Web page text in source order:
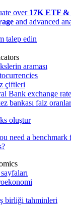
over 17K ETF
and advanced
talep edin
araması
çiftleri
Bank exchange
bankası faiz
oluştur
need a
birliği tahminleri